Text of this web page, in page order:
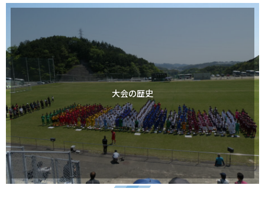
大会の歴史